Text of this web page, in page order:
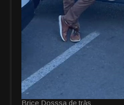
Brice Dosssa de tràs